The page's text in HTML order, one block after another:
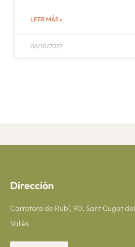
LEER MÁS »
06/10/2022
Dirección
Carretera de Rubí, 90, Sant Cugat del
Vallès